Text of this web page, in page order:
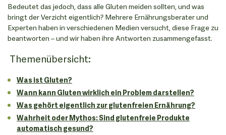
Bedeutet das jedoch, dass alle Gluten meiden sollten, und was
bringt der Verzicht eigentlich? Mehrere Ernährungsberater und
Experten haben in verschiedenen Medien versucht, diese Frage zu
beantworten – und wir haben ihre Antworten zusammengefasst.
Themenübersicht:
Was ist Gluten?
Wann kann Gluten wirklich ein Problem darstellen?
Was gehört eigentlich zur glutenfreien Ernährung?
Wahrheit oder Mythos: Sind glutenfreie Produkte
automatisch gesund?